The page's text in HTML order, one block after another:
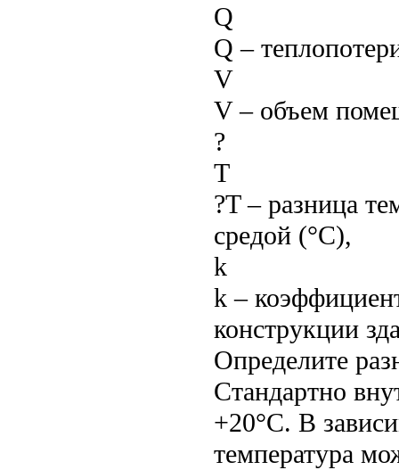
Q
Q –
V
V – объем
?
T
?T – разница
средой (°C),
k
k –
конструкции
Определите
Стандартно
+20°C. В
температура